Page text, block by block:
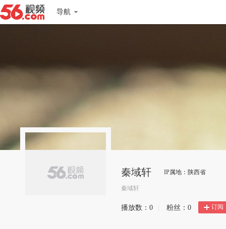
导航
秦域轩 IP属地：陕西省
秦域轩
播放数： 0 粉丝： 0 订阅